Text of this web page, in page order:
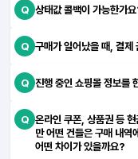
Q 상태값 콜백이 가능한가
Q 구매가 일어났을 때, 결
Q 진행 중인 쇼핑몰 정보를
Q 온라인 쿠폰, 상품권 등
만 어떤 건들은 구매 내역
어떤 차이가 있을까요?